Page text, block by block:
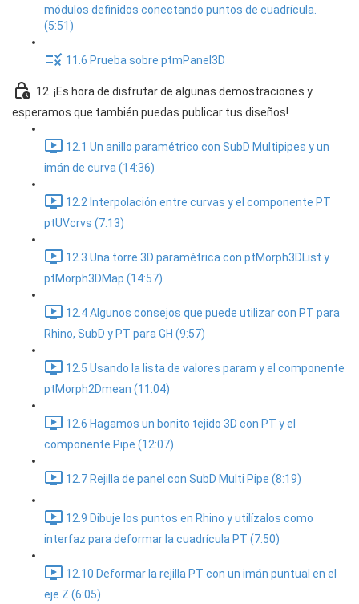
módulos definidos conectando puntos de cuadrícula.
(5:51)
11.6 Prueba sobre ptmPanel3D
12. ¡Es hora de disfrutar de algunas demostraciones y
esperamos que también puedas publicar tus diseños!
12.1 Un anillo paramétrico con SubD Multipipes y un
imán de curva (14:36)
12.2 Interpolación entre curvas y el componente PT
ptUVcrvs (7:13)
12.3 Una torre 3D paramétrica con ptMorph3DList y
ptMorph3DMap (14:57)
12.4 Algunos consejos que puede utilizar con PT para
Rhino, SubD y PT para GH (9:57)
12.5 Usando la lista de valores param y el componente
ptMorph2Dmean (11:04)
12.6 Hagamos un bonito tejido 3D con PT y el
componente Pipe (12:07)
12.7 Rejilla de panel con SubD Multi Pipe (8:19)
12.9 Dibuje los puntos en Rhino y utilízalos como
interfaz para deformar la cuadrícula PT (7:50)
12.10 Deformar la rejilla PT con un imán puntual en el
eje Z (6:05)